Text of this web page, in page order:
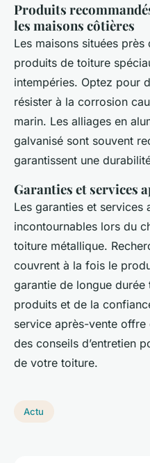
Produits
les maisons côtières
Les maisons situées
produits de toiture
intempéries. Optez pour
résister à la corrosion
marin. Les alliages en
galvanisé sont souvent
garantissent une
Garanties et services
Les garanties et services
incontournables lors du
toiture métallique.
couvrent à la fois le
garantie de longue
produits et de la
service après-vente
des conseils d’entretien
de votre toiture.
Actu